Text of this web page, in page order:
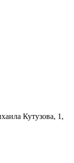
Кутузова, 1,